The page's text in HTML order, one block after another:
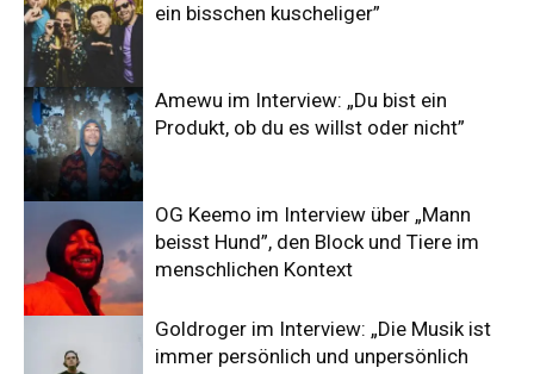
ein bisschen kuscheliger”
Amewu im Interview: „Du bist ein
Produkt, ob du es willst oder nicht”
OG Keemo im Interview über „Mann
beisst Hund”, den Block und Tiere im
menschlichen Kontext
Goldroger im Interview: „Die Musik ist
immer persönlich und unpersönlich